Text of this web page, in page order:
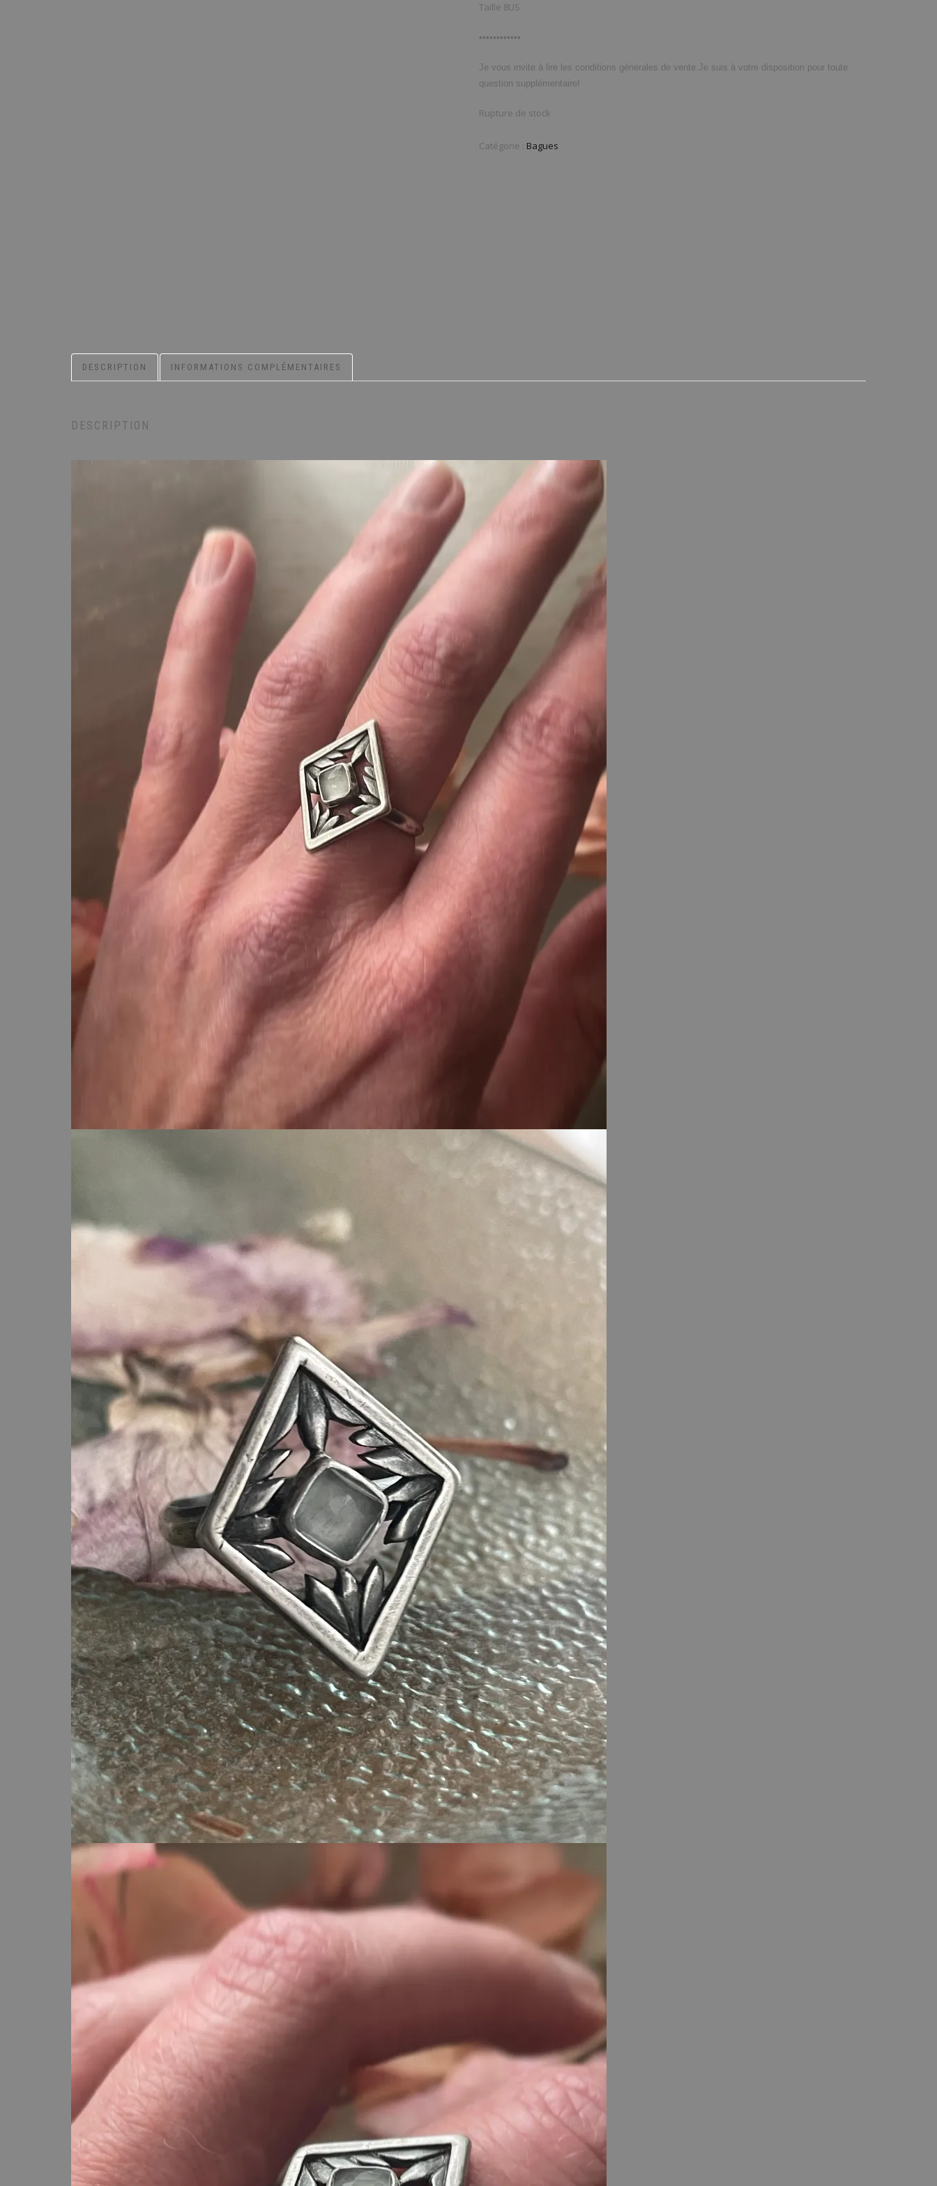
Taille 8US
••••••••••••
Je vous invite à lire les conditions générales de vente.Je suis à votre disposition pour toute
question supplémentaire!
Rupture de stock
Catégorie : Bagues
DESCRIPTION INFORMATIONS COMPLÉMENTAIRES
DESCRIPTION